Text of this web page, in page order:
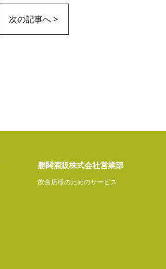
次の記事へ >
勝鬨酒販株式会社営業部
飲食店様のためのサービス